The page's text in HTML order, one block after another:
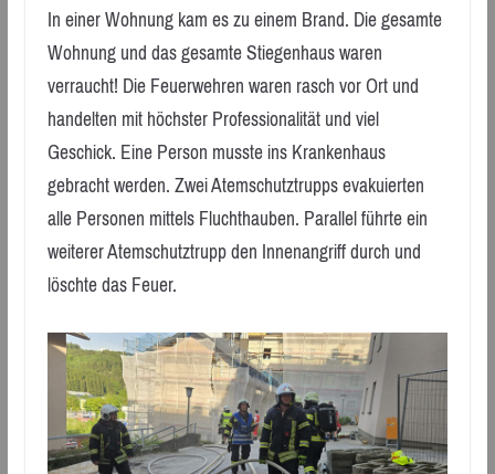
In einer Wohnung kam es zu einem Brand. Die gesamte
Wohnung und das gesamte Stiegenhaus waren
verraucht! Die Feuerwehren waren rasch vor Ort und
handelten mit höchster Professionalität und viel
Geschick. Eine Person musste ins Krankenhaus
gebracht werden. Zwei Atemschutztrupps evakuierten
alle Personen mittels Fluchthauben. Parallel führte ein
weiterer Atemschutztrupp den Innenangriff durch und
löschte das Feuer.